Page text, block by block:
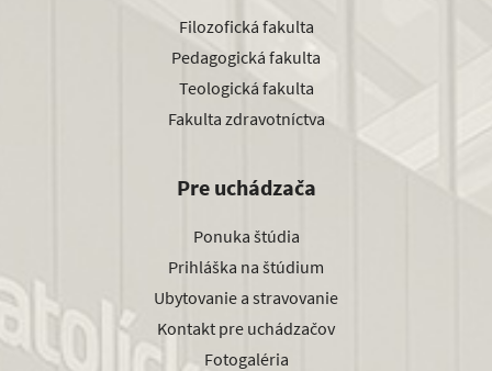
Filozofická fakulta
Pedagogická fakulta
Teologická fakulta
Fakulta zdravotníctva
Pre uchádzača
Ponuka štúdia
Prihláška na štúdium
Ubytovanie a stravovanie
Kontakt pre uchádzačov
Fotogaléria